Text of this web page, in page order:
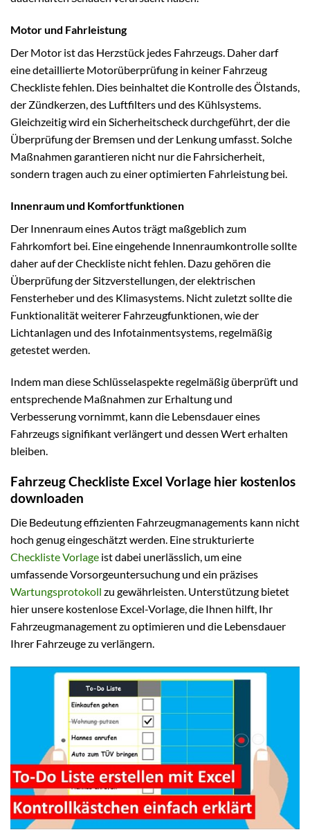
Motor und Fahrleistung
Der Motor ist das Herzstück jedes Fahrzeugs. Daher darf
eine detaillierte Motorüberprüfung in keiner Fahrzeug
Checkliste fehlen. Dies beinhaltet die Kontrolle des Ölstands,
der Zündkerzen, des Luftfilters und des Kühlsystems.
Gleichzeitig wird ein Sicherheitscheck durchgeführt, der die
Überprüfung der Bremsen und der Lenkung umfasst. Solche
Maßnahmen garantieren nicht nur die Fahrsicherheit,
sondern tragen auch zu einer optimierten Fahrleistung bei.
Innenraum und Komfortfunktionen
Der Innenraum eines Autos trägt maßgeblich zum
Fahrkomfort bei. Eine eingehende Innenraumkontrolle sollte
daher auf der Checkliste nicht fehlen. Dazu gehören die
Überprüfung der Sitzverstellungen, der elektrischen
Fensterheber und des Klimasystems. Nicht zuletzt sollte die
Funktionalität weiterer Fahrzeugfunktionen, wie der
Lichtanlagen und des Infotainmentsystems, regelmäßig
getestet werden.
Indem man diese Schlüsselaspekte regelmäßig überprüft und
entsprechende Maßnahmen zur Erhaltung und
Verbesserung vornimmt, kann die Lebensdauer eines
Fahrzeugs signifikant verlängert und dessen Wert erhalten
bleiben.
Fahrzeug Checkliste Excel Vorlage hier kostenlos
downloaden
Die Bedeutung effizienten Fahrzeugmanagements kann nicht
hoch genug eingeschätzt werden. Eine strukturierte
Checkliste Vorlage ist dabei unerlässlich, um eine
umfassende Vorsorgeuntersuchung und ein präzises
Wartungsprotokoll zu gewährleisten. Unterstützung bietet
hier unsere kostenlose Excel-Vorlage, die Ihnen hilft, Ihr
Fahrzeugmanagement zu optimieren und die Lebensdauer
Ihrer Fahrzeuge zu verlängern.